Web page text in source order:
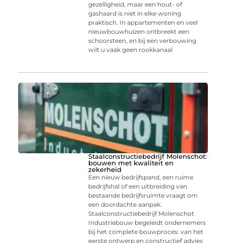
gezelligheid, maar een hout- of
gashaard is niet in elke woning
praktisch. In appartementen en veel
nieuwbouwhuizen ontbreekt een
schoorsteen, en bij een verbouwing
wilt u vaak geen rookkanaal
Staalconstructiebedrijf Molenschot:
bouwen met kwaliteit en
zekerheid
Een nieuw bedrijfspand, een ruime
bedrijfshal of een uitbreiding van
bestaande bedrijfsruimte vraagt om
een doordachte aanpak.
Staalconstructiebedrijf Molenschot
Industriebouw begeleidt ondernemers
bij het complete bouwproces: van het
eerste ontwerp en constructief advies